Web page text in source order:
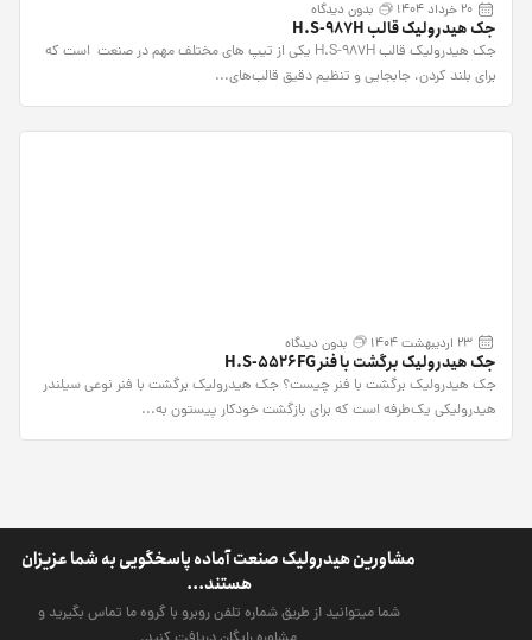
20 خرداد 1404 بدون دیدگاه
جک هیدرولیک قالب H.S-987H
جک هیدرولیک قالب H.S-987H یکی از تیپ های مختلف مهم در صنعت است که
برای بلند کردن، جابجایی و تنظیم دقیق قالب‌های...
23 اردیبهشت 1404 بدون دیدگاه
جک هیدرولیک برگشت با فنر H.S-5526FG
جک هیدرولیک برگشت با فنر چیست؟ جک هیدرولیک برگشت با فنر نوعی سیلندر
هیدرولیکی یک‌طرفه است که برای بازگشت خودکار پیستون به...
مشاورین هیدرولیک صنعت آماده پاسخگویی به شما عزیزان
هستند...
شما میتوانید از طریق شماره تلفن روبرو با گروه ما تماس بگیرید و